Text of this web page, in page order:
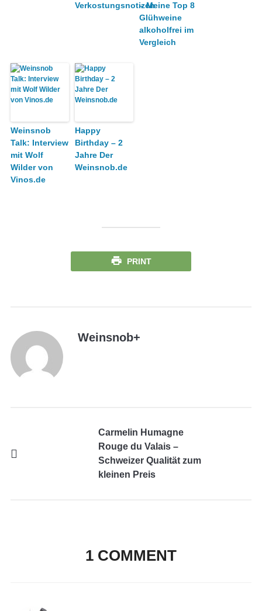
Verkostungsnotizen– Meine Top 8
Glühweine
alkoholfrei im
Vergleich
Weinsnob
Talk: Interview
mit Wolf
Wilder von
Vinos.de
Happy
Birthday – 2
Jahre Der
Weinsnob.de
PRINT
Weinsnob+
Carmelin Humagne
Rouge du Valais –
Schweizer Qualität zum
kleinen Preis
1 COMMENT